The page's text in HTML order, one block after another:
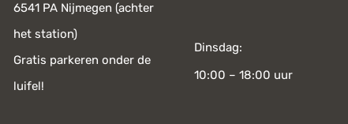
6541 PA Nijmegen (achter
het station)
Gratis parkeren onder de
luifel!
Dinsdag:
10:00 – 18:00 uur